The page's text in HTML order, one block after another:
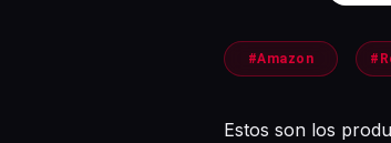
#Amazon
Estos son los